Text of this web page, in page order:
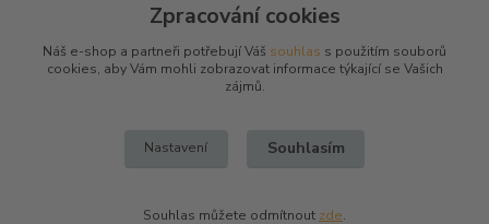
+420 603794370
zbranenaboje@seznam.cz
Zpracování cookies
Náš e-shop a partneři potřebují Váš souhlas s použitím souborů
cookies, aby Vám mohli zobrazovat informace týkající se Vašich
zájmů.
Nastavení Souhlasím
Souhlas můžete odmítnout zde.